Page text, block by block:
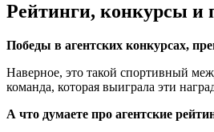
Рейтинги, конкурсы и
Победы в агентских конкурсах,
Наверное, это такой спортивный
команда, которая выиграла эти
А что думаете про агентские